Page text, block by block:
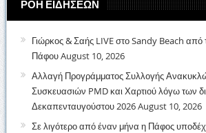
ΡΟΗ ΕΙΔΗΣΕΩΝ
Γιώρκος & Σαής LIVE στο Sandy Beach
ΠάφουAugust 10, 2026
Αλλαγή Προγράμματος Συλλογής
Συσκευασιών PMD και Χαρτιού λόγω των
Δεκαπενταυγούστου 2026August 10, 2026
Σε λιγότερο από έναν μήνα η Πάφος